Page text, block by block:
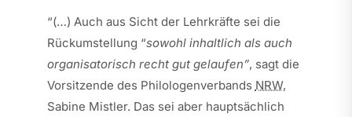
“(…) Auch aus Sicht der Lehrkräfte sei die
Rückumstellung “sowohl inhaltlich als auch
organisatorisch recht gut gelaufen”, sagt die
Vorsitzende des Philologenverbands NRW,
Sabine Mistler. Das sei aber hauptsächlich